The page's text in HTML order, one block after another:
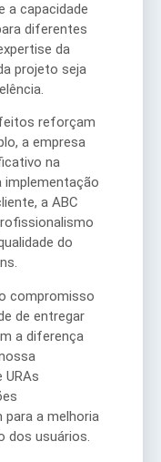
a capacidade
diferentes
da
projeto seja
reforçam
a empresa
na
a ABC
do
compromisso
de entregar
a diferença
URAs
para a melhoria
dos usuários.